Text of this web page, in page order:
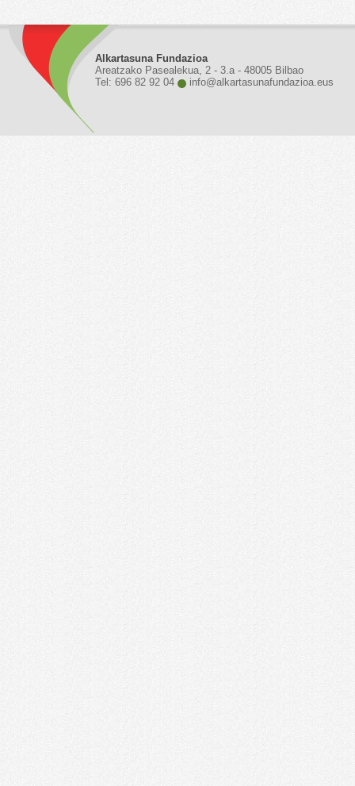
Alkartasuna Fundazioa
Areatzako Pasealekua, 2 - 3.a - 48005 Bilbao
Tel: 696 82 92 04
info@alkartasunafundazioa.eus